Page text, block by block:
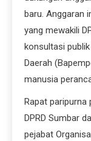
baru. Anggaran
yang mewakili
konsultasi
Daerah
manusia
Rapat paripurna
DPRD Sumbar
pejabat